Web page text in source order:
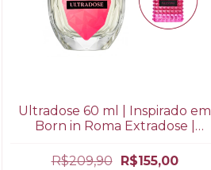
Ultradose 60 ml | Inspirado em
Born in Roma Extradose |
Floral
R$209,90 R$155,00